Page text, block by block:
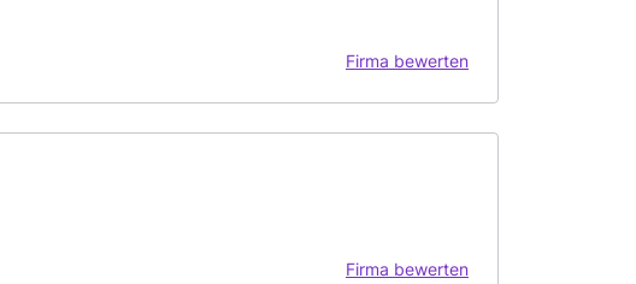
Firma bewerten
Firma bewerten